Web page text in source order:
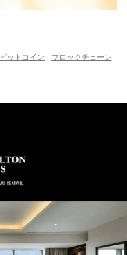
ビットコイン
ブロックチェーン